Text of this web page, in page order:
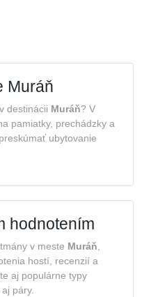
Muráň
destinácii Muráň? V
pamiatky, prechádzky a
ubytovanie
hodnotením
v meste Muráň,
hostí, recenzií a
aj populárne typy
páry.